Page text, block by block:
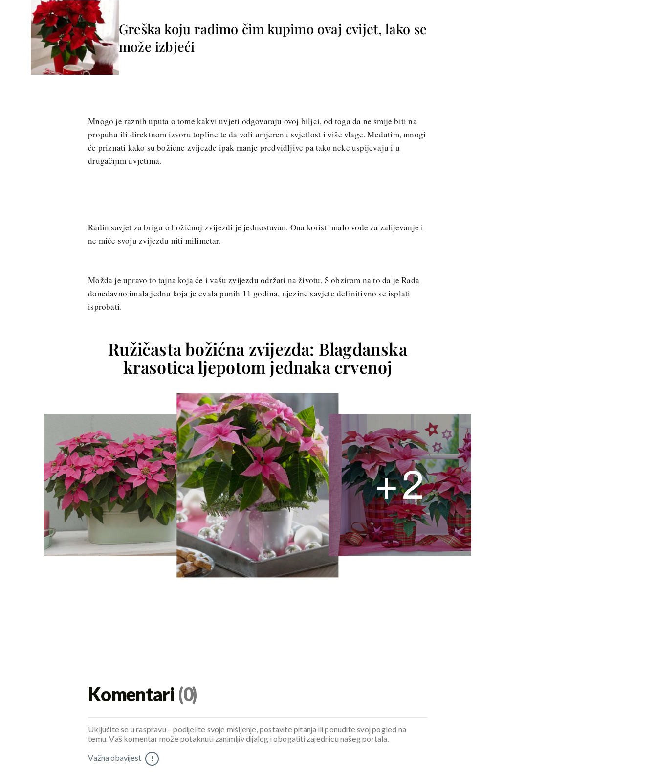
Greška koju radimo čim kupimo ovaj cvijet, lako se
može izbjeći
Mnogo je raznih uputa o tome kakvi uvjeti odgovaraju ovoj biljci, od toga da ne smije biti na
propuhu ili direktnom izvoru topline te da voli umjerenu svjetlost i više vlage. Međutim, mnogi
će priznati kako su božićne zvijezde ipak manje predvidljive pa tako neke uspijevaju i u
drugačijim uvjetima.
Radin savjet za brigu o božićnoj zvijezdi je jednostavan. Ona koristi malo vode za zalijevanje i
ne miče svoju zvijezdu niti milimetar.
Možda je upravo to tajna koja će i vašu zvijezdu održati na životu. S obzirom na to da je Rada
donedavno imala jednu koja je cvala punih 11 godina, njezine savjete definitivno se isplati
isprobati.
Ružičasta božićna zvijezda: Blagdanska
krasotica ljepotom jednaka crvenoj
+2
Komentari (0)
Uključite se u raspravu – podijelite svoje mišljenje, postavite pitanja ili ponudite svoj pogled na
temu. Vaš komentar može potaknuti zanimljiv dijalog i obogatiti zajednicu našeg portala.
Važna obavijest !